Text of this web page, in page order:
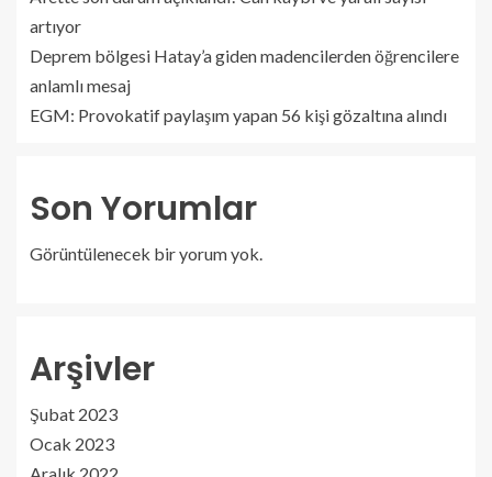
artıyor
Deprem bölgesi Hatay’a giden madencilerden öğrencilere
anlamlı mesaj
EGM: Provokatif paylaşım yapan 56 kişi gözaltına alındı
Son Yorumlar
Görüntülenecek bir yorum yok.
Arşivler
Şubat 2023
Ocak 2023